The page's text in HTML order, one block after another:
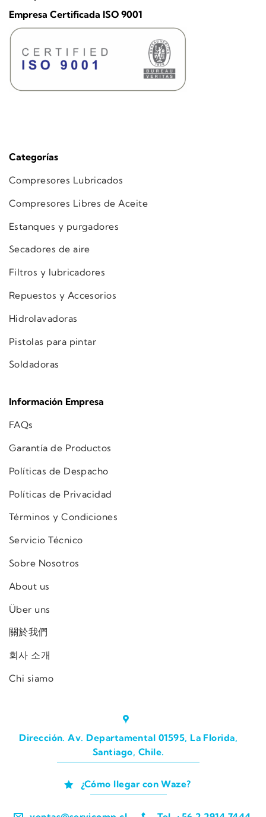
Categorías
Compresores Lubricados
Compresores Libres de Aceite
Estanques y purgadores
Secadores de aire
Filtros y lubricadores
Repuestos y Accesorios
Hidrolavadoras
Pistolas para pintar
Soldadoras
Información Empresa
FAQs
Garantía de Productos
Políticas de Despacho
Políticas de Privacidad
Términos y Condiciones
Servicio Técnico
Sobre Nosotros
About us
Über uns
關於我們
회사 소개
Chi siamo
Dirección. Av. Departamental 01595, La Florida,
Santiago, Chile.
¿Cómo llegar con Waze?
Empresa Certificada ISO 9001